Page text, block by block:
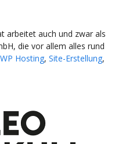
arbeitet auch und zwar als
die vor allem alles rund
Hosting, Site-Erstellung,